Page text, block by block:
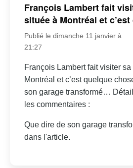
François Lambert fait
située à Montréal et
Publié le dimanche 11 janvier à
21:27
François Lambert fait visiter
Montréal et c’est quelque
son garage transformé…
les commentaires :
Que dire de son garage
dans l'article.